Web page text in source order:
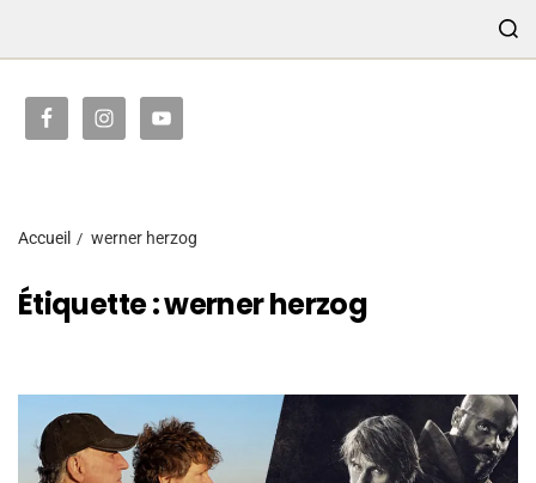
Accueil werner herzog
Étiquette :werner herzog